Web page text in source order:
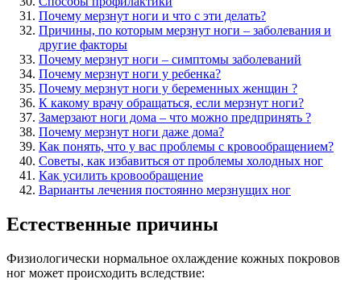
Почему мерзнут ноги и что с эти делать?
Причины, по которым мерзнут ноги – заболевания и
другие факторы
Почему мерзнут ноги – симптомы заболеваний
Почему мерзнут ноги у ребенка?
Почему мерзнут ноги у беременных женщин ?
К какому врачу обращаться, если мерзнут ноги?
Замерзают ноги дома – что можно предпринять ?
Почему мерзнут ноги даже дома?
Как понять, что у вас проблемы с кровообращением?
Советы, как избавиться от проблемы холодных ног
Как усилить кровообращение
Варианты лечения постоянно мерзнущих ног
Естественные причины
Физиологически нормальное охлаждение кожных покровов
ног может происходить вследствие: